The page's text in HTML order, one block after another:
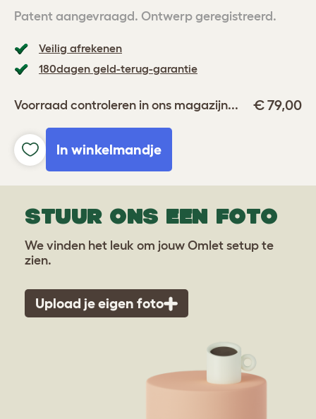
Veilig afrekenen
180dagen geld-terug-garantie
Voorraad controleren in ons magazijn... € 79,00
In winkelmandje
Patent aangevraagd. Ontwerp geregistreerd.
STUUR ONS EEN FOTO
We vinden het leuk om jouw Omlet setup te
zien.
Upload je eigen foto